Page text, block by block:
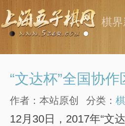
棋
“文达杯”全国协
作者：本站原创 分类：
12月30日，2017年“文